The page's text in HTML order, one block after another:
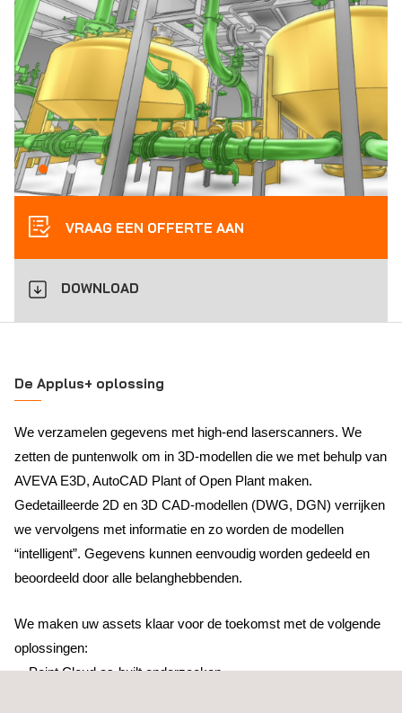
VRAAG EEN OFFERTE AAN
DOWNLOAD
De Applus+ oplossing
We verzamelen gegevens met high-end laserscanners. We
zetten de puntenwolk om in 3D-modellen die we met behulp van
AVEVA E3D, AutoCAD Plant of Open Plant maken.
Gedetailleerde 2D en 3D CAD-modellen (DWG, DGN) verrijken
we vervolgens met informatie en zo worden de modellen
“intelligent”. Gegevens kunnen eenvoudig worden gedeeld en
beoordeeld door alle belanghebbenden.
We maken uw assets klaar voor de toekomst met de volgende
oplossingen:
Point Cloud as-built onderzoeken